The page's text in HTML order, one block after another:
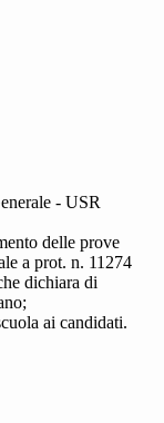
- USR
delle prove
a prot. n. 11274
dichiara di
ai candidati.